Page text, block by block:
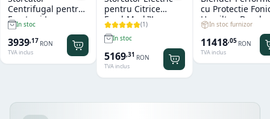
Centrifugal pentru
Fructe si Legume
Hendi
In stoc
3939,17 RON
TVA inclus
pentru Citrice
FreshMark™
Hamilton Beach
(1)
In stoc
5169,31 RON
TVA inclus
cu Protectie
Hamilton Beach
Summit® Edge
In stoc furnizor
11418,05 RON
TVA inclus